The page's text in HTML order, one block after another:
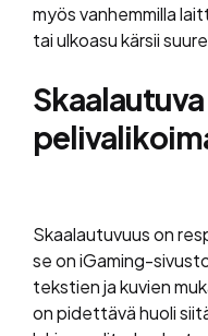
myös vanhemmilla
tai ulkoasu kärsii
Skaalautuvuus on
se on iGaming-
tekstien ja kuvien
on pidettävä huoli